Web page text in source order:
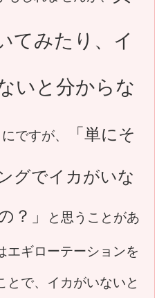
てみたり、イ
いと分からな
ですが、 「単にそ
グでイカがいな
？」 と思うことがあ
エギローテーションを
とで、イカがいないと